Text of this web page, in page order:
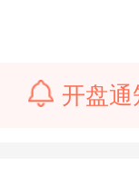
开盘通